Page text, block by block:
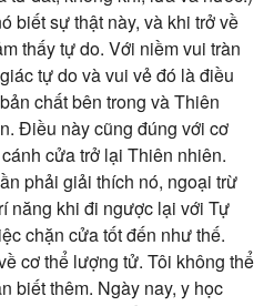
biết sự thật này, và khi trở về
thấy tự do. Với niềm vui tràn
tự do và vui vẻ đó là điều
chất bên trong và Thiên
Điều này cũng đúng với cơ
cửa trở lại Thiên nhiên.
phải giải thích nó, ngoại trừ
năng khi đi ngược lại với Tự
chặn cửa tốt đến như thế.
cơ thể lượng tử. Tôi không thể
biết thêm. Ngày nay, y học